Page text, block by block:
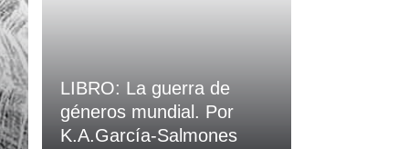
LIBRO: La guerra de
géneros mundial. Por
K.A.García-Salmones